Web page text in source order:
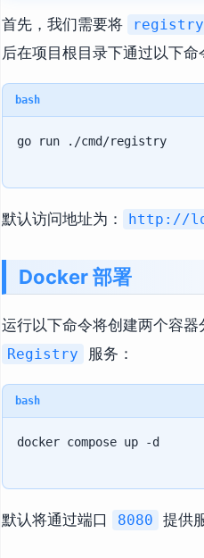
首先，我们需要将 registry
后在项目根目录下通过以下命
bash
默认访问地址为： http://
Docker 部署
运行以下命令将创建两个容器
Registry 服务：
bash
默认将通过端口 8080 提供